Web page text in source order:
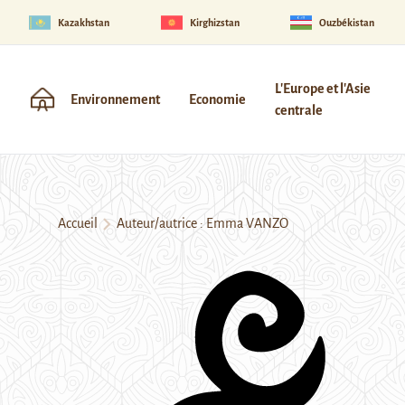
Kazakhstan Kirghizstan Ouzbékistan
Environnement Economie
L'Europe et l'Asie
centrale
Accueil Auteur/autrice : Emma VANZO